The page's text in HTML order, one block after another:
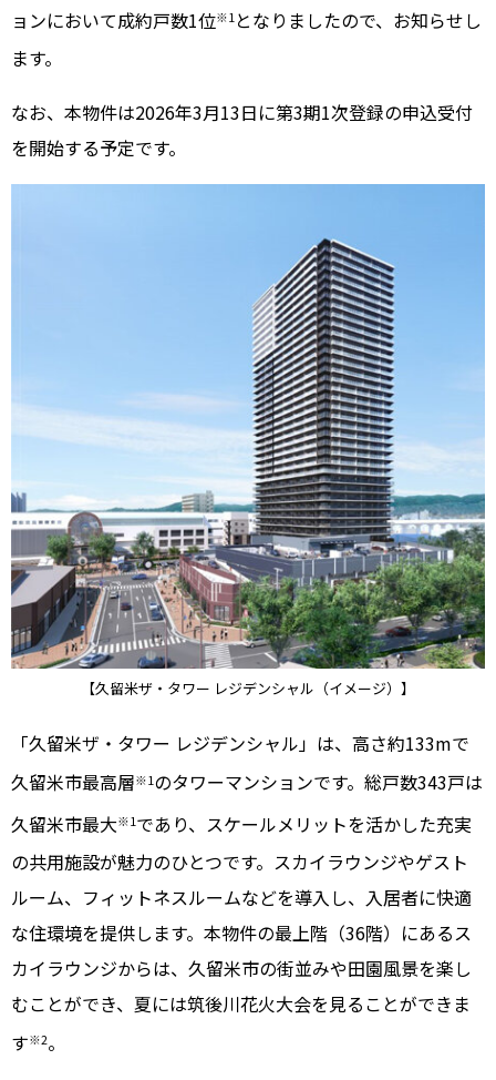
ョンにおいて成約戸数1位※1 となりましたので、お知らせし
ます。
なお、本物件は2026年3月13日に第3期1次登録の申込受付
を開始する予定です。
【久留米ザ・タワー レジデンシャル（イメージ）】
「久留米ザ・タワー レジデンシャル」は、高さ約133mで
久留米市最高層※1のタワーマンションです。総戸数343戸は
久留米市最大※1であり、スケールメリットを活かした充実
の共用施設が魅力のひとつです。スカイラウンジやゲスト
ルーム、フィットネスルームなどを導入し、入居者に快適
な住環境を提供します。本物件の最上階（36階）にあるス
カイラウンジからは、久留米市の街並みや田園風景を楽し
むことができ、夏には筑後川花火大会を見ることができま
す※2。